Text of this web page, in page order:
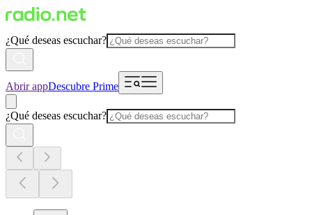
¿Qué deseas escuchar?
Abrir appDescubre Prime
¿Qué deseas escuchar?